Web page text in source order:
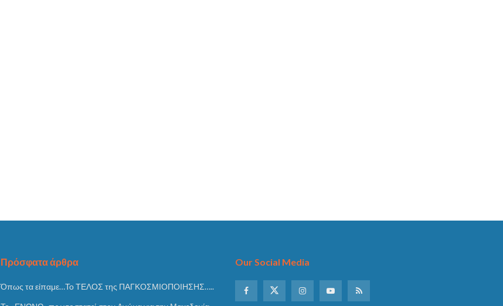
Πρόσφατα άρθρα
Όπως τα είπαμε…Το ΤΕΛΟΣ της ΠΑΓΚΟΣΜΙΟΠΟΙΗΣΗΣ…..
Our Social Media